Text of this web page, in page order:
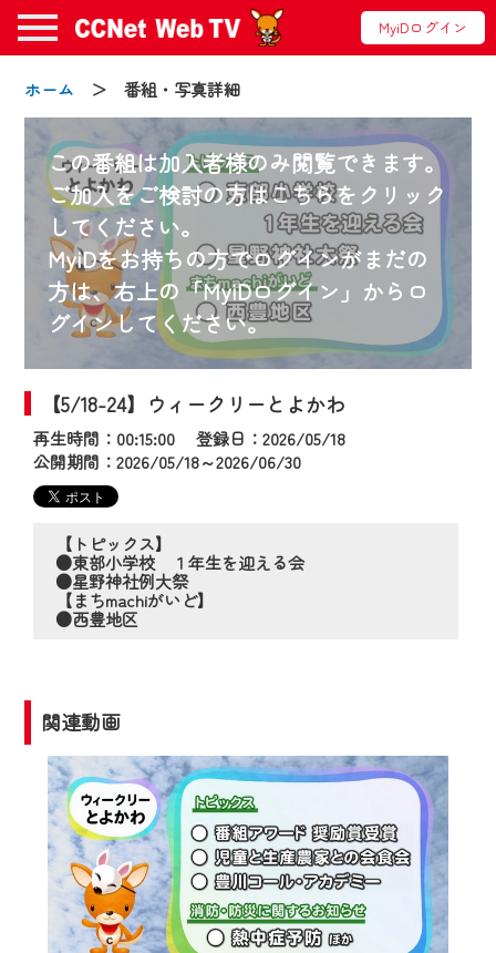
MyiDログイン
ホーム ＞ 番組・写真詳細
この番組は加入者様のみ閲覧できます。
ご加入をご検討の方はこちらをクリック
してください。
MyiDをお持ちの方でログインがまだの
方は、右上の「MyiDログイン」からロ
グインしてください。
【5/18-24】ウィークリーとよかわ
再生時間：00:15:00 登録日：2026/05/18
公開期間：2026/05/18～2026/06/30
【トピックス】
●東部小学校 １年生を迎える会
●星野神社例大祭
【まちmachiがいど】
●西豊地区
関連動画
お知らせ
2024/09/02
動画配信サービス『CCNet Web TV』は2024
年9月24日からリニューアルします！
【変更点】
◆デザイン変更により、お住まいの地域
の動画コンテンツが一目瞭然。
◆当社アプリやＰＣブラウザから、いつ
でも・どこでも・外出先でも！
CCNetサービスエリア20市町の地域情報
番組をご視聴いただけます！
2024年9月24日からはご加入者様へのサー
ビス向上のため、
『CCNet Web TV』を利用いただくには、
一部コンテンツを除き、
CCNetサービスへの加入と『CCNetマイ
ページ※』へのログインが必要となりま
す。
何卒、ご理解ご了承の程よろしくお願い
いたします。